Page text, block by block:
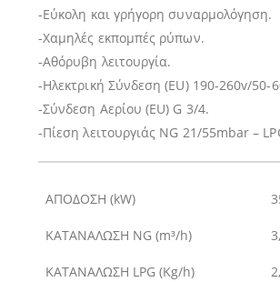
-Εύκολη και γρήγορη συναρμολόγηση.
-Χαμηλές εκπομπές ρύπων.
-Αθόρυβη λειτουργία.
-Ηλεκτρική Σύνδεση (EU) 190-260v/50-
-Σύνδεση Αερίου (EU) G 3/4.
-Πίεση λειτουργιάς NG 21/55mbar –
ΑΠΟΔΟΣΗ (kW)
ΚΑΤΑΝΑΛΩΣΗ NG (m³/h)
ΚΑΤΑΝΑΛΩΣΗ LPG (Kg/h)